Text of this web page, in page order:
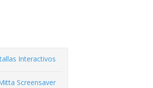
Interactivos
Screensaver